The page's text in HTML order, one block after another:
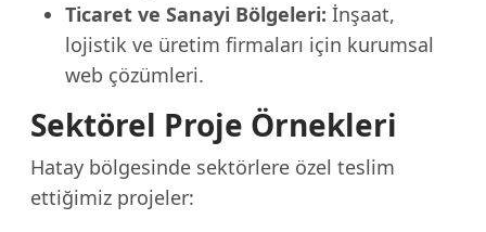
Ticaret ve Sanayi Bölgeleri: İnşaat,
lojistik ve üretim firmaları için kurumsal
web çözümleri.
Sektörel Proje Örnekleri
Hatay bölgesinde sektörlere özel teslim
ettiğimiz projeler: